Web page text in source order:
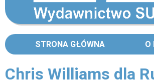
STRONA GŁÓWNA O
Chris Williams dla